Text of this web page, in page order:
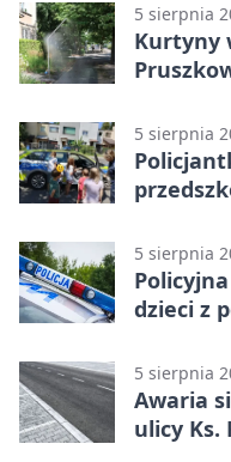
5 sierpnia
Kurtyny
5 sierpnia
5 sierpnia
dzieci z
5 sierpnia
Awaria
ulicy Ks.